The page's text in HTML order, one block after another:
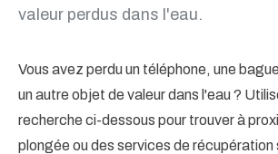
valeur perdus dans l'eau.
Vous avez perdu un téléphone, une
un autre objet de valeur dans l'eau ?
recherche ci-dessous pour trouver à
plongée ou des services de récupération